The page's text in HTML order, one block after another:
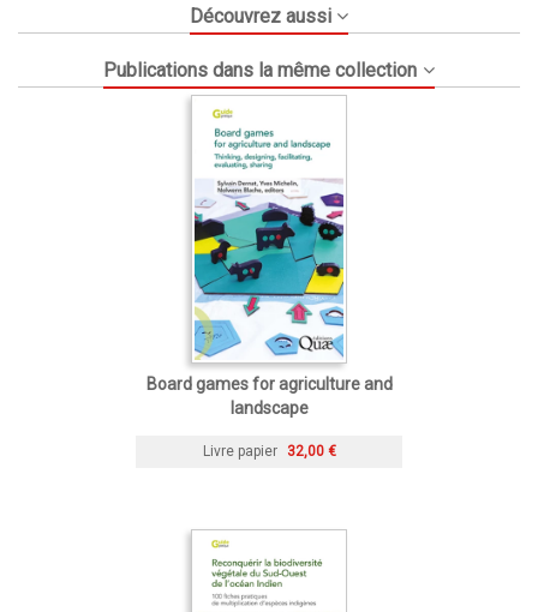
Découvrez aussi
Publications dans la même collection
Board games for agriculture and
landscape
Livre papier 32,00 €